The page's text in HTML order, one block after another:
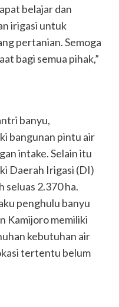
belajar dan
irigasi untuk
pertanian. Semoga
bagi semua pihak,”
banyu,
bangunan pintu air
intake. Selain itu
Daerah Irigasi (DI)
seluas 2.370 ha.
penghulu banyu
Kamijoro memiliki
kebutuhan air
tertentu belum